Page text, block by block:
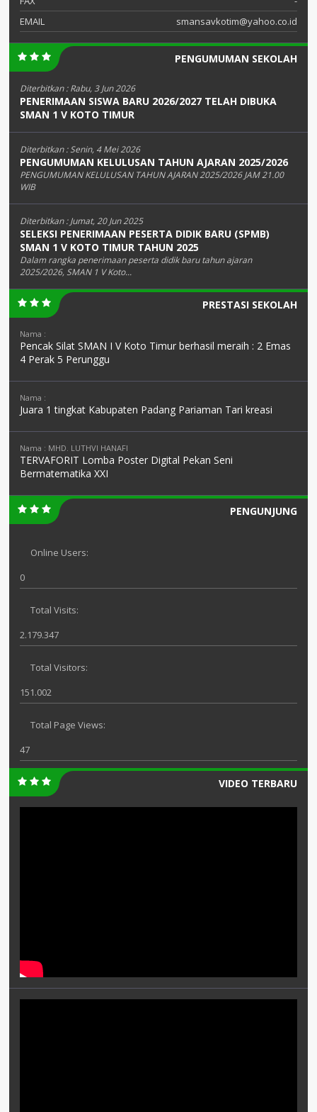
EMAIL
smansavkotim@yahoo.co.id
PENGUMUMAN SEKOLAH
Diterbitkan :Rabu, 3 Jun 2026
PENERIMAAN SISWA BARU 2026/2027 TELAH DIBUKA
SMAN 1 V KOTO TIMUR
Diterbitkan :Senin, 4 Mei 2026
PENGUMUMAN KELULUSAN TAHUN AJARAN 2025/2026
PENGUMUMAN KELULUSAN TAHUN AJARAN 2025/2026 JAM 21.00
WIB
Diterbitkan :Jumat, 20 Jun 2025
SELEKSI PENERIMAAN PESERTA DIDIK BARU (SPMB)
SMAN 1 V KOTO TIMUR TAHUN 2025
Dalam rangka penerimaan peserta didik baru tahun ajaran
2025/2026, SMAN 1 V Koto...
PRESTASI SEKOLAH
Nama :
Pencak Silat SMAN I V Koto Timur berhasil meraih : 2 Emas
4 Perak 5 Perunggu
Nama :
Juara 1 tingkat Kabupaten Padang Pariaman Tari kreasi
Nama : MHD. LUTHVI HANAFI
TERVAFORIT Lomba Poster Digital Pekan Seni
Bermatematika XXI
PENGUNJUNG
Online Users:
0
Total Visits:
2.179.347
Total Visitors:
151.002
Total Page Views:
47
VIDEO TERBARU